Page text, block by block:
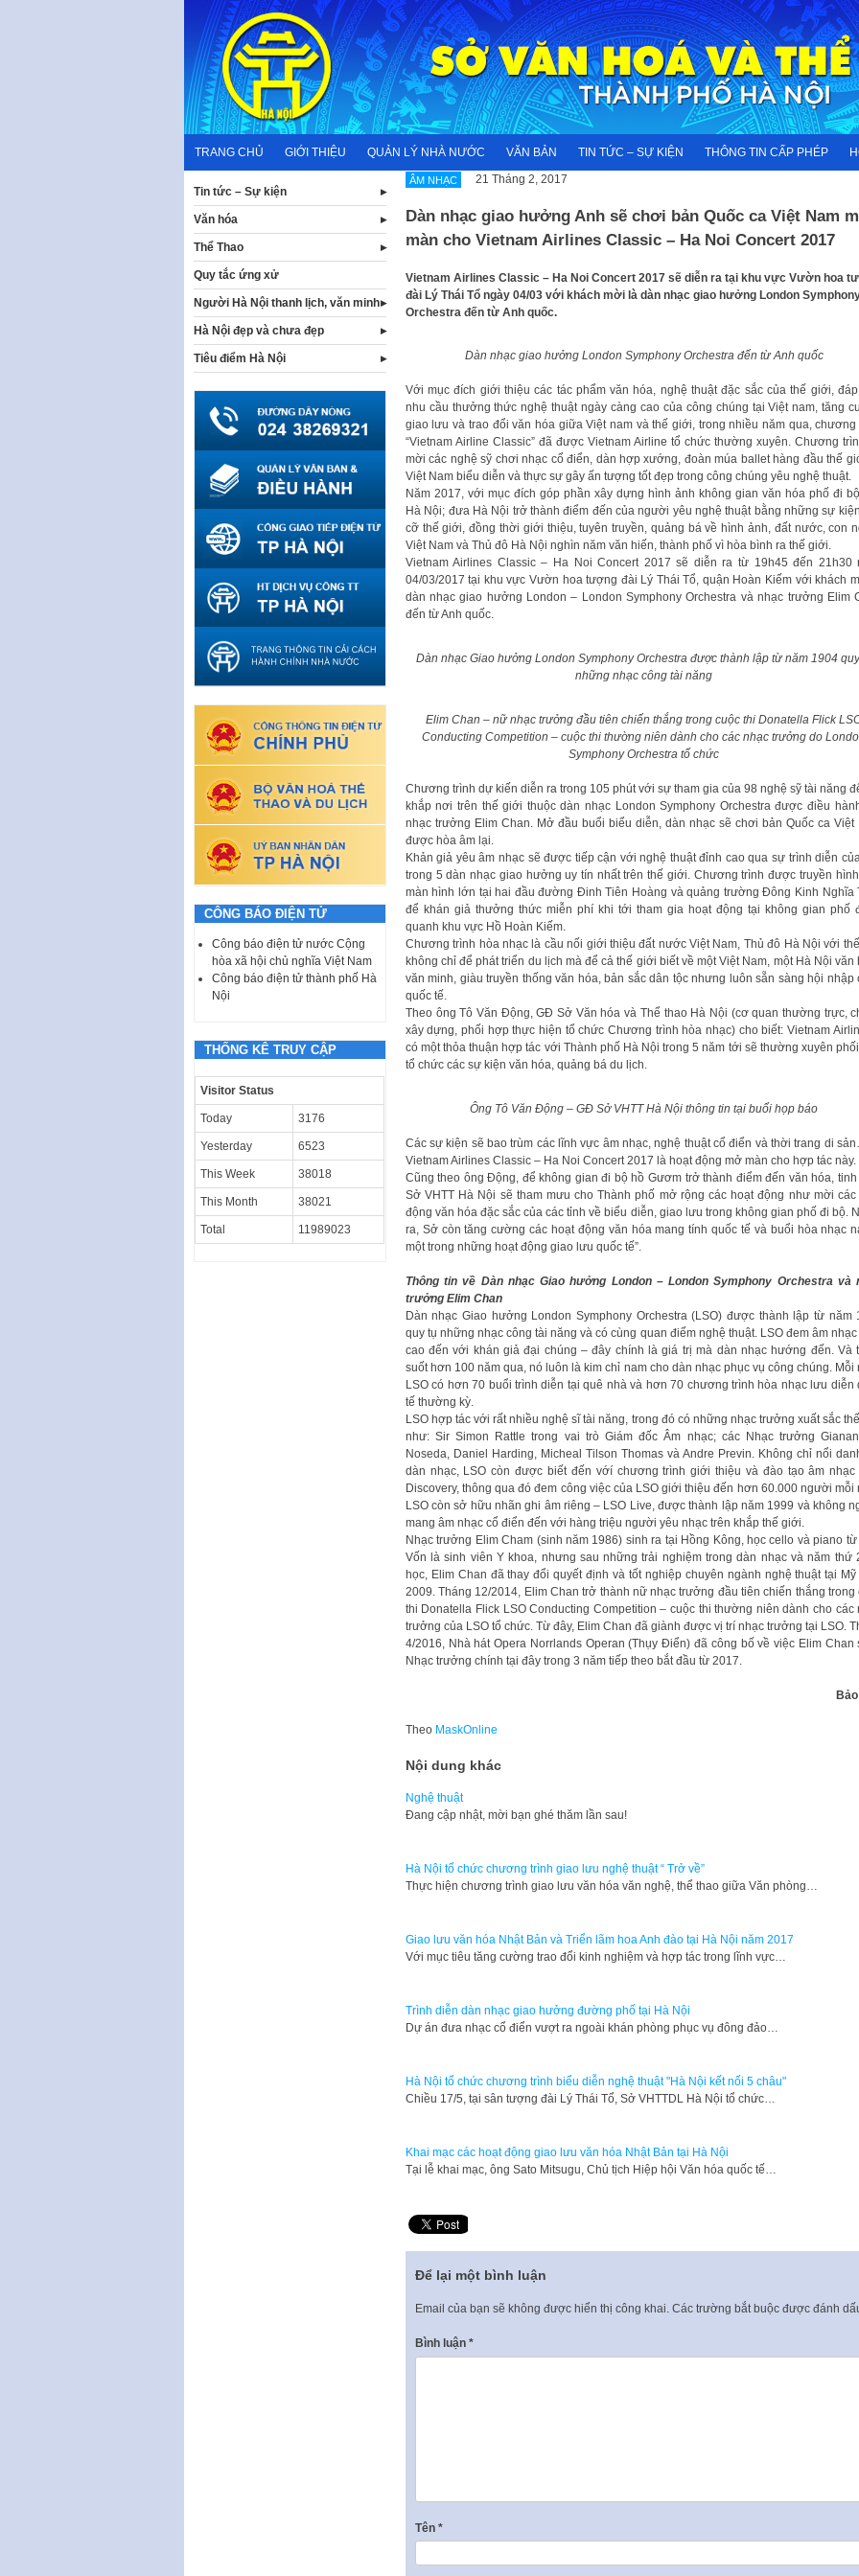
content
TRANG CHỦ GIỚI THIỆU QUẢN LÝ NHÀ NƯỚC VĂN BẢN TIN TỨC – SỰ KIỆN THÔNG TIN CẤP PHÉP
ÂM NHẠC 21 Tháng 2, 2017
Dàn nhạc giao hưởng Anh sẽ chơi bản Quốc ca Việt Nam
màn cho Vietnam Airlines Classic – Ha Noi Concert 2017
Vietnam Airlines Classic – Ha Noi Concert 2017 sẽ diễn ra tại khu vực Vườn hoa
đài Lý Thái Tổ ngày 04/03 với khách mời là dàn nhạc giao hưởng London
Orchestra đến từ Anh quốc.
Dàn nhạc giao hưởng London Symphony Orchestra đến từ Anh quốc
Với mục đích giới thiệu các tác phẩm văn hóa, nghệ thuật đặc sắc của thế giới,
nhu cầu thưởng thức nghệ thuật ngày càng cao của công chúng tại Việt nam, tăng
giao lưu và trao đổi văn hóa giữa Việt nam và thế giới, trong nhiều năm qua, chương
“Vietnam Airline Classic” đã được Vietnam Airline tổ chức thường xuyên. Chương
mời các nghệ sỹ chơi nhạc cổ điển, dàn hợp xướng, đoàn múa ballet hàng đầu thế
Việt Nam biểu diễn và thực sự gây ấn tượng tốt đẹp trong công chúng yêu nghệ thuật.
Năm 2017, với mục đích góp phần xây dựng hình ảnh không gian văn hóa phố đi
Hà Nội; đưa Hà Nội trở thành điểm đến của người yêu nghệ thuật bằng những sự
cỡ thế giới, đồng thời giới thiệu, tuyên truyền, quảng bá về hình ảnh, đất nước, con
Việt Nam và Thủ đô Hà Nội nghìn năm văn hiến, thành phố vì hòa bình ra thế giới.
Vietnam Airlines Classic – Ha Noi Concert 2017 sẽ diễn ra từ 19h45 đến 21h30
04/03/2017 tại khu vực Vườn hoa tượng đài Lý Thái Tổ, quận Hoàn Kiếm với khách
dàn nhạc giao hưởng London – London Symphony Orchestra và nhạc trưởng Elim
đến từ Anh quốc.
Dàn nhạc Giao hưởng London Symphony Orchestra được thành lập từ năm 1904
những nhạc công tài năng
Elim Chan – nữ nhạc trưởng đầu tiên chiến thắng trong cuộc thi Donatella Flick
Conducting Competition – cuộc thi thường niên dành cho các nhạc trưởng do
Symphony Orchestra tổ chức
Chương trình dự kiến diễn ra trong 105 phút với sự tham gia của 98 nghệ sỹ tài năng
khắp nơi trên thế giới thuộc dàn nhạc London Symphony Orchestra được điều
nhạc trưởng Elim Chan. Mở đầu buổi biểu diễn, dàn nhạc sẽ chơi bản Quốc ca Việt
được hòa âm lại.
Khản giả yêu âm nhạc sẽ được tiếp cận với nghệ thuật đỉnh cao qua sự trình diễn
trong 5 dàn nhạc giao hưởng uy tín nhất trên thế giới. Chương trình được truyền
màn hình lớn tại hai đầu đường Đinh Tiên Hoàng và quảng trường Đông Kinh Nghĩa
để khán giả thưởng thức miễn phí khi tới tham gia hoạt động tại không gian phố
quanh khu vực Hồ Hoàn Kiếm.
Chương trình hòa nhạc là cầu nối giới thiệu đất nước Việt Nam, Thủ đô Hà Nội với
không chỉ để phát triển du lịch mà để cả thế giới biết về một Việt Nam, một Hà Nội văn
văn minh, giàu truyền thống văn hóa, bản sắc dân tộc nhưng luôn sẵn sàng hội nhập
quốc tế.
Theo ông Tô Văn Động, GĐ Sở Văn hóa và Thể thao Hà Nội (cơ quan thường trực,
xây dựng, phối hợp thực hiện tổ chức Chương trình hòa nhạc) cho biết: Vietnam
có một thỏa thuận hợp tác với Thành phố Hà Nội trong 5 năm tới sẽ thường xuyên
tổ chức các sự kiện văn hóa, quảng bá du lịch.
Ông Tô Văn Động – GĐ Sở VHTT Hà Nội thông tin tại buổi họp báo
Các sự kiện sẽ bao trùm các lĩnh vực âm nhạc, nghệ thuật cổ điển và thời trang di
Vietnam Airlines Classic – Ha Noi Concert 2017 là hoạt động mở màn cho hợp tác này.
Cũng theo ông Động, để không gian đi bộ hồ Gươm trở thành điểm đến văn hóa, tinh
Sở VHTT Hà Nội sẽ tham mưu cho Thành phố mở rộng các hoạt động như mời các
động văn hóa đặc sắc của các tỉnh về biểu diễn, giao lưu trong không gian phố đi bộ.
ra, Sở còn tăng cường các hoạt động văn hóa mang tính quốc tế và buổi hòa nhạc
một trong những hoạt động giao lưu quốc tế”.
Thông tin về Dàn nhạc Giao hưởng London – London Symphony Orchestra và
trưởng Elim Chan
Dàn nhạc Giao hưởng London Symphony Orchestra (LSO) được thành lập từ năm
quy tụ những nhạc công tài năng và có cùng quan điểm nghệ thuật. LSO đem âm nhạc
cao đến với khán giả đại chúng – đây chính là giá trị mà dàn nhạc hướng đến. Và
suốt hơn 100 năm qua, nó luôn là kim chỉ nam cho dàn nhạc phục vụ công chúng. Mỗi
LSO có hơn 70 buổi trình diễn tại quê nhà và hơn 70 chương trình hòa nhạc lưu diễn
tế thường kỳ.
LSO hợp tác với rất nhiều nghệ sĩ tài năng, trong đó có những nhạc trưởng xuất sắc
như: Sir Simon Rattle trong vai trò Giám đốc Âm nhạc; các Nhạc trưởng
Noseda, Daniel Harding, Micheal Tilson Thomas và Andre Previn. Không chỉ nổi
dàn nhạc, LSO còn được biết đến vớí chương trình giới thiệu và đào tạo âm nhạc
Discovery, thông qua đó đem công việc của LSO giới thiệu đến hơn 60.000 người mỗi
LSO còn sở hữu nhãn ghi âm riêng – LSO Live, được thành lập năm 1999 và không
mang âm nhạc cổ điển đến với hàng triệu người yêu nhạc trên khắp thế giới.
Nhạc trưởng Elim Cham (sinh năm 1986) sinh ra tại Hồng Kông, học cello và piano từ
Vốn là sinh viên Y khoa, nhưng sau những trải nghiệm trong dàn nhạc và năm thứ
học, Elim Chan đã thay đổi quyết định và tốt nghiệp chuyên ngành nghệ thuật tại Mỹ
2009. Tháng 12/2014, Elim Chan trở thành nữ nhạc trưởng đầu tiên chiến thắng trong
thi Donatella Flick LSO Conducting Competition – cuộc thi thường niên dành cho các
trưởng của LSO tổ chức. Từ đây, Elim Chan đã giành được vị trí nhạc trưởng tại LSO.
4/2016, Nhà hát Opera Norrlands Operan (Thụy Điển) đã công bố về việc Elim Chan
Nhạc trưởng chính tại đây trong 3 năm tiếp theo bắt đầu từ 2017.
Theo MaskOnline
Nội dung khác
Nghệ thuật
​Đang cập nhật, mời bạn ghé thăm lần sau!
Hà Nội tổ chức chương trình giao lưu nghệ thuật “ Trở về”
​Thực hiện chương trình giao lưu văn hóa văn nghệ, thể thao giữa Văn phòng…
Giao lưu văn hóa Nhật Bản và Triển lãm hoa Anh đào tại Hà Nội năm 2017
Với mục tiêu tăng cường trao đổi kinh nghiệm và hợp tác trong lĩnh vực…
Trình diễn dàn nhạc giao hưởng đường phố tại Hà Nội
​Dự án đưa nhạc cổ điển vượt ra ngoài khán phòng phục vụ đông đảo…
Hà Nội tổ chức chương trình biểu diễn nghệ thuật "Hà Nội kết nối 5 châu"
​Chiều 17/5, tại sân tượng đài Lý Thái Tổ, Sở VHTTDL Hà Nội tổ chức…
Khai mạc các hoạt động giao lưu văn hóa Nhật Bản tại Hà Nội
Tại lễ khai mạc, ông Sato Mitsugu, Chủ tịch Hiệp hội Văn hóa quốc tế…
Để lại một bình luận
Email của bạn sẽ không được hiển thị công khai. Các trường bắt buộc được đánh
Bình luận *
Tên *
Tin tức – Sự kiện
Văn hóa
Thể Thao
Quy tắc ứng xử
Người Hà Nội thanh lịch, văn minh
Hà Nội đẹp và chưa đẹp
Tiêu điểm Hà Nội
CÔNG BÁO ĐIỆN TỬ
Công báo điện tử nước Cộng
hòa xã hội chủ nghĩa Việt Nam
Công báo điện tử thành phố Hà
Nội
THỐNG KÊ TRUY CẬP
Visitor Status
Today 3176
Yesterday 6523
This Week 38018
This Month 38021
Total 11989023